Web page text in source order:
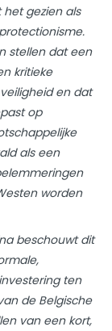
gezien als
stellen dat een
kritieke
en dat
op
als een
worden
beschouwt dit
ten
de Belgische
van een kort,